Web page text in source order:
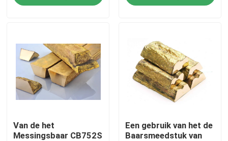
Contacteer ons
Verzoek om een Citaat
Het Afgietsel van het messingsbrons
de meterlichaam van het messingswater
Van de het
Messingsbaar CB752S
Een gebruik van het de
Baarsmeedstuk van